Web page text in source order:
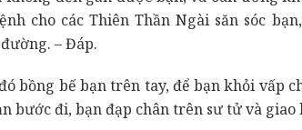
cho các Thiên Thần Ngài săn sóc
– Đáp.
bồng bế bạn trên tay, để bạn khỏi vấp
bước đi, bạn đạp chân trên sư tử và giao